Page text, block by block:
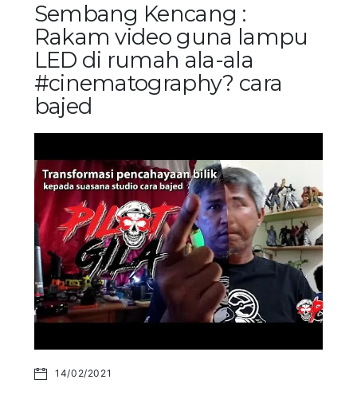
Sembang Kencang :
Rakam video guna lampu
LED di rumah ala-ala
#cinematography? cara
bajed
14/02/2021